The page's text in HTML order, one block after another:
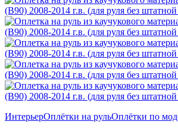
ИнтерьерОплётки на рульОплётки по